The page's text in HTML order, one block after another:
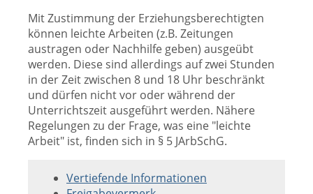
Mit Zustimmung der Erziehungsberechtigten
können leichte Arbeiten (z.B. Zeitungen
austragen oder Nachhilfe geben) ausgeübt
werden. Diese sind allerdings auf zwei Stunden
in der Zeit zwischen 8 und 18 Uhr beschränkt
und dürfen nicht vor oder während der
Unterrichtszeit ausgeführt werden. Nähere
Regelungen zu der Frage, was eine "leichte
Arbeit" ist, finden sich in § 5 JArbSchG.
Vertiefende Informationen